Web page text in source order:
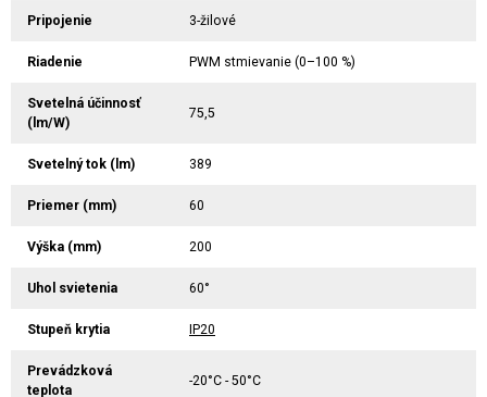
Pripojenie 3-žilové
Riadenie PWM stmievanie (0–100 %)
Svetelná účinnosť
(lm/W)
75,5
Svetelný tok (lm) 389
Priemer (mm) 60
Výška (mm) 200
Uhol svietenia 60°
Stupeň krytia IP20
Prevádzková
teplota
-20°C - 50°C